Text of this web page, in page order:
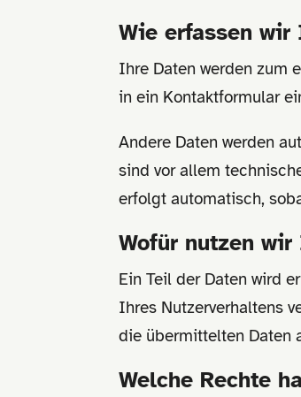
Wie erfassen wir
Ihre Daten werden zum
in ein Kontaktformular
Andere Daten werden
sind vor allem
erfolgt automatisch,
Wofür nutzen wir
Ein Teil der Daten wird
Ihres Nutzerverhaltens
die übermittelten Daten
Welche Rechte